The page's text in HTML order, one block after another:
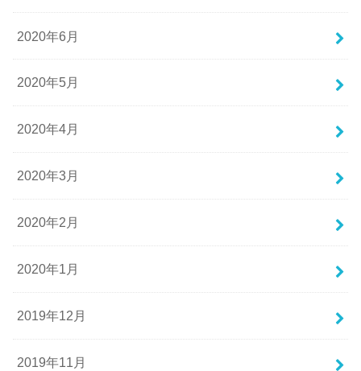
2020年6月
2020年5月
2020年4月
2020年3月
2020年2月
2020年1月
2019年12月
2019年11月